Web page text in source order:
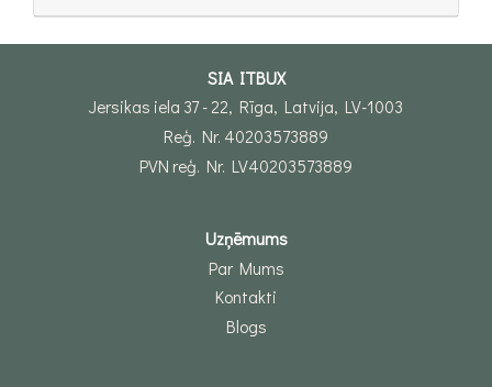
SIA ITBUX
Jersikas iela 37 - 22, Rīga, Latvija, LV-1003
Reģ. Nr. 40203573889
PVN reģ. Nr. LV40203573889
Uzņēmums
Par Mums
Kontakti
Blogs